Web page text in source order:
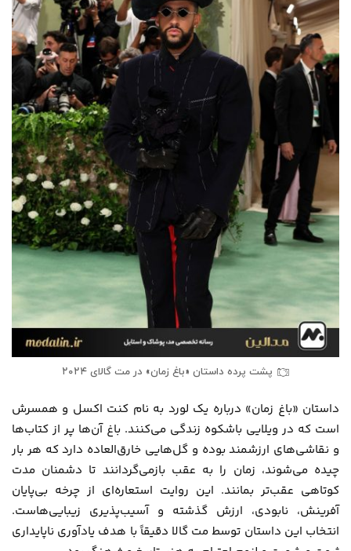
پشت پرده داستان «باغ زمان» در مت گالای ۲۰۲۴
داستان «باغ زمان» درباره یک لورد به نام کنت اکسل و همسرش
است که در ویلایی باشکوه زندگی می‌کنند. باغ آن‌ها پر از کتاب‌ها
و نقاشی‌های ارزشمند بوده و گل‌هایی خارق‌العاده دارد که هر بار
چیده می‌شوند، زمان را به عقب بازمی‌گردانند تا دشمنان مدت
کوتاهی عقب‌تر بمانند. این روایت استعاره‌ای از چرخه بی‌پایان
آفرینش، نابودی، ارزش گذشته و آسیب‌پذیری زیبایی‌هاست.
انتخاب این داستان توسط مت گالا دقیقاً با هدف یادآوری ناپایداری